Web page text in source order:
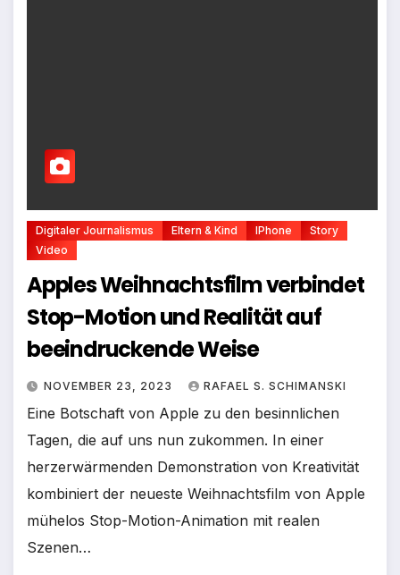
Digitaler Journalismus Eltern & Kind IPhone
Story
Video
Apples Weihnachtsfilm verbindet
Stop-Motion und Realität auf
beeindruckende Weise
NOVEMBER 23, 2023 RAFAEL S. SCHIMANSKI
Eine Botschaft von Apple zu den besinnlichen
Tagen, die auf uns nun zukommen. In einer
herzerwärmenden Demonstration von Kreativität
kombiniert der neueste Weihnachtsfilm von Apple
mühelos Stop-Motion-Animation mit realen
Szenen…